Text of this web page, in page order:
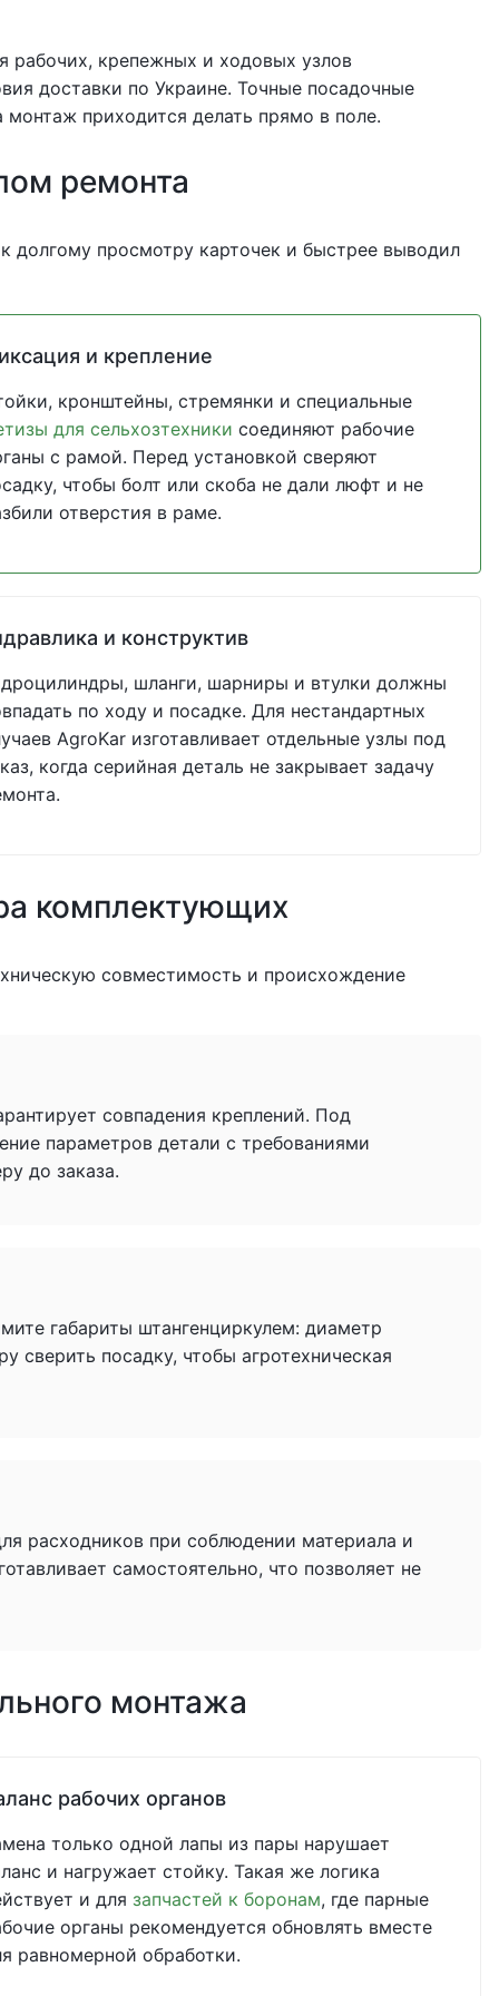
рабочих, крепежных и ходовых узлов
доставки по Украине. Точные посадочные
приходится делать прямо в поле.
ремонта
долгому просмотру карточек и быстрее выводил
и крепление
кронштейны, стремянки и специальные
для сельхозтехники соединяют рабочие
с рамой. Перед установкой сверяют
чтобы болт или скоба не дали люфт и не
отверстия в раме.
и конструктив
шланги, шарниры и втулки должны
по ходу и посадке. Для нестандартных
AgroKar изготавливает отдельные узлы под
когда серийная деталь не закрывает задачу
комплектующих
совместимость и происхождение
совпадения креплений. Под
параметров детали с требованиями
до заказа.
габариты штангенциркулем: диаметр
посадку, чтобы агротехническая
расходников при соблюдении материала и
самостоятельно, что позволяет не
монтажа
рабочих органов
только одной лапы из пары нарушает
и нагружает стойку. Такая же логика
и для запчастей к боронам, где парные
органы рекомендуется обновлять вместе
равномерной обработки.